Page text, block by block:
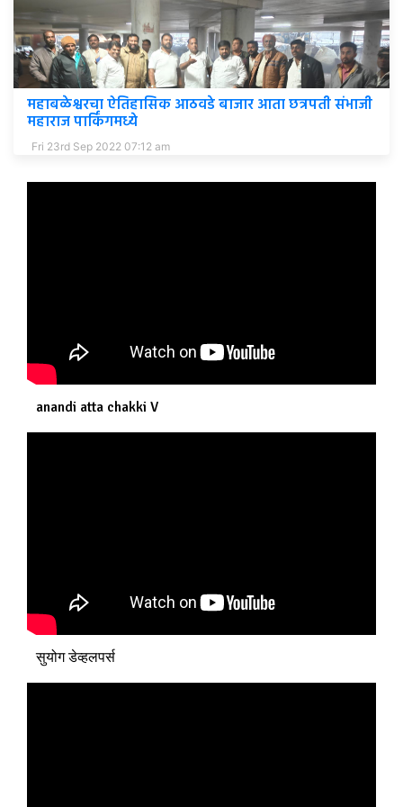
महाबळेश्वरचा ऐतिहासिक आठवडे बाजार आता छत्रपती संभाजी
महाराज पार्किंगमध्ये
Fri 23rd Sep 2022 07:12 am
anandi atta chakki V
सुयोग डेव्हलपर्स